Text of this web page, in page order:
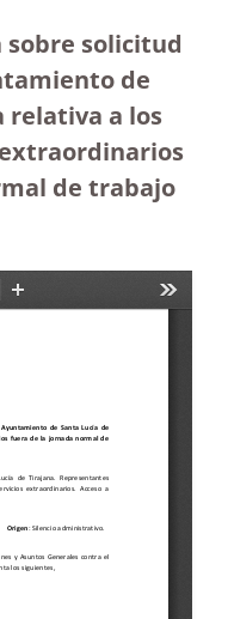
solicitud
de
relativa a los
de trabajo